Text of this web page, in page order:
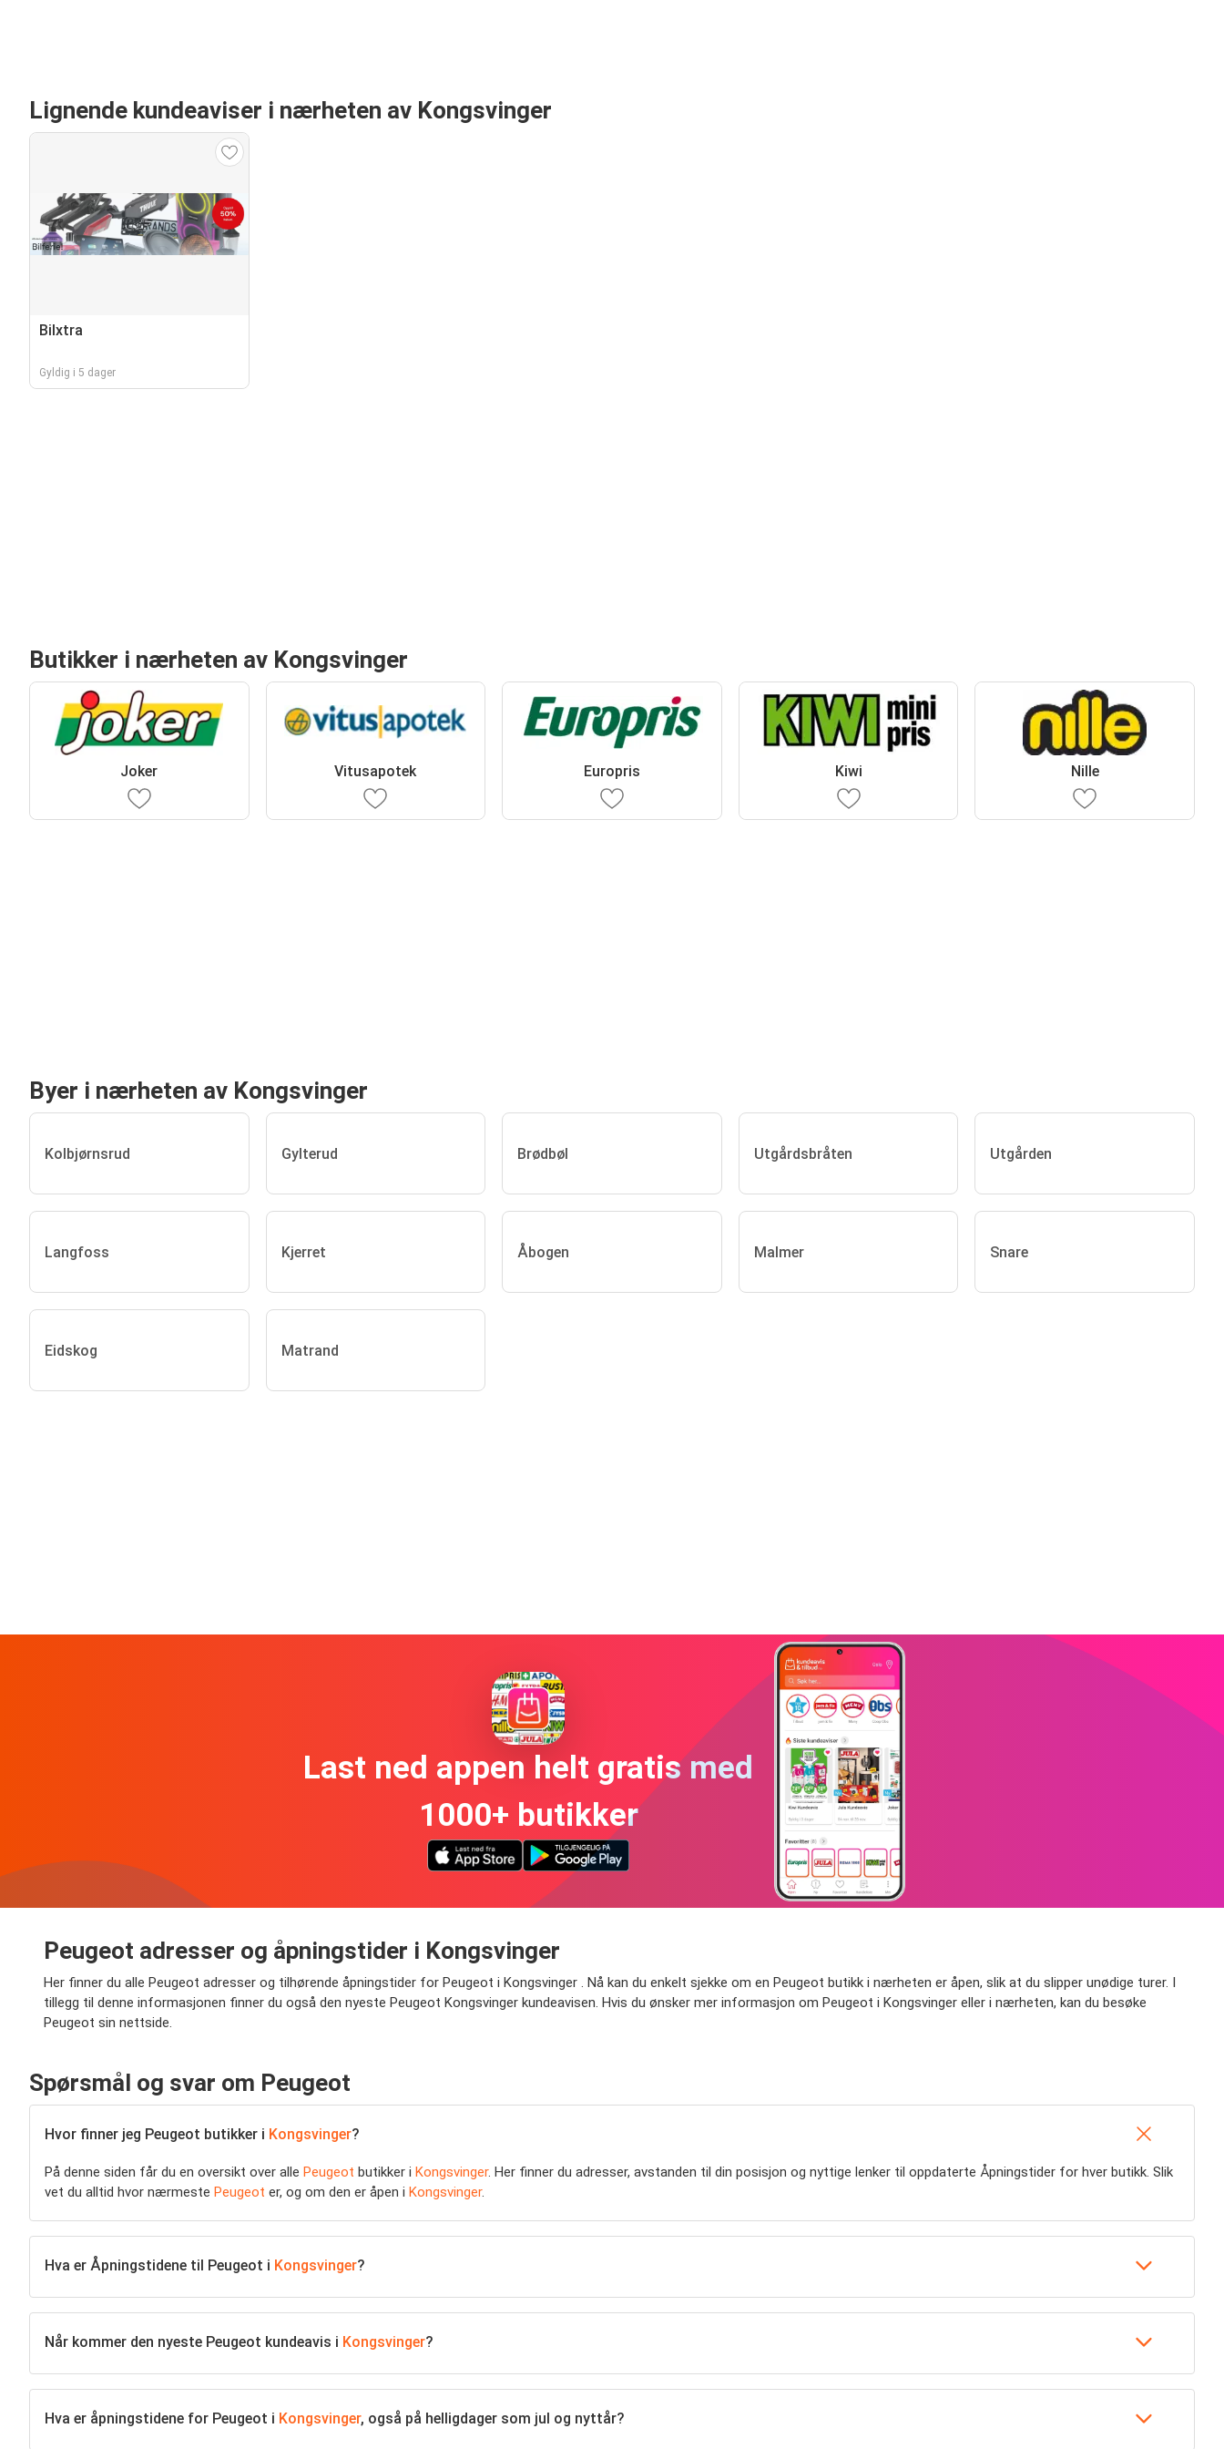
Lignende kundeaviser i nærheten av Kongsvinger
Bilxtra
Gyldig i 5 dager
Butikker i nærheten av Kongsvinger
Joker Vitusapotek Europris Kiwi Nille
Byer i nærheten av Kongsvinger
Kolbjørnsrud Gylterud Brødbøl Utgårdsbråten Utgården
Langfoss Kjerret Åbogen Malmer Snare
Eidskog Matrand
Last ned appen helt gratis med
1000+ butikker
Peugeot adresser og åpningstider i Kongsvinger
Her finner du alle Peugeot adresser og tilhørende åpningstider for Peugeot i Kongsvinger . Nå kan du enkelt sjekke om en Peugeot butikk i nærheten er åpen, slik at du slipper unødige turer. I
tillegg til denne informasjonen finner du også den nyeste Peugeot Kongsvinger kundeavisen. Hvis du ønsker mer informasjon om Peugeot i Kongsvinger eller i nærheten, kan du besøke
Peugeot sin nettside.
Spørsmål og svar om Peugeot
Hvor finner jeg Peugeot butikker i Kongsvinger?
På denne siden får du en oversikt over alle Peugeot butikker i Kongsvinger. Her finner du adresser, avstanden til din posisjon og nyttige lenker til oppdaterte Åpningstider for hver butikk. Slik
vet du alltid hvor nærmeste Peugeot er, og om den er åpen i Kongsvinger.
Hva er Åpningstidene til Peugeot i Kongsvinger?
Når kommer den nyeste Peugeot kundeavis i Kongsvinger?
Hva er åpningstidene for Peugeot i Kongsvinger, også på helligdager som jul og nyttår?